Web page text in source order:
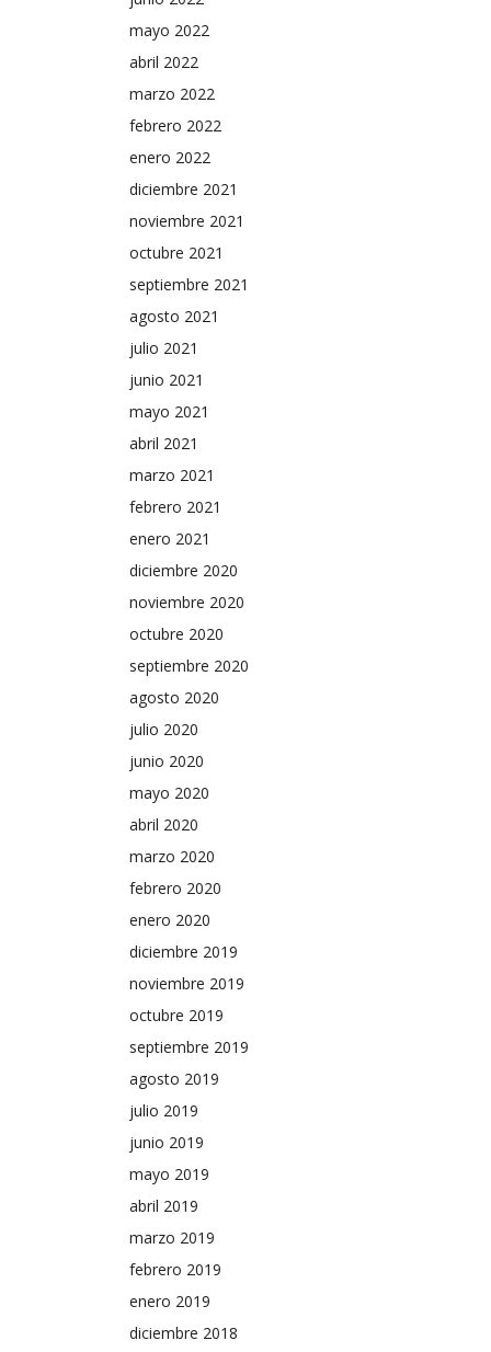
mayo 2022
abril 2022
marzo 2022
febrero 2022
enero 2022
diciembre 2021
noviembre 2021
octubre 2021
septiembre 2021
agosto 2021
julio 2021
junio 2021
mayo 2021
abril 2021
marzo 2021
febrero 2021
enero 2021
diciembre 2020
noviembre 2020
octubre 2020
septiembre 2020
agosto 2020
julio 2020
junio 2020
mayo 2020
abril 2020
marzo 2020
febrero 2020
enero 2020
diciembre 2019
noviembre 2019
octubre 2019
septiembre 2019
agosto 2019
julio 2019
junio 2019
mayo 2019
abril 2019
marzo 2019
febrero 2019
enero 2019
diciembre 2018